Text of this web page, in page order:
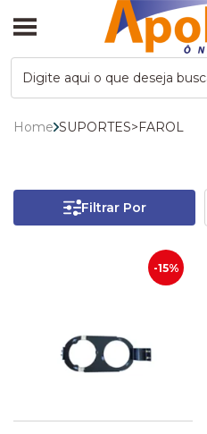
Home SUPORTES>FAROL
Filtrar Por
-15%